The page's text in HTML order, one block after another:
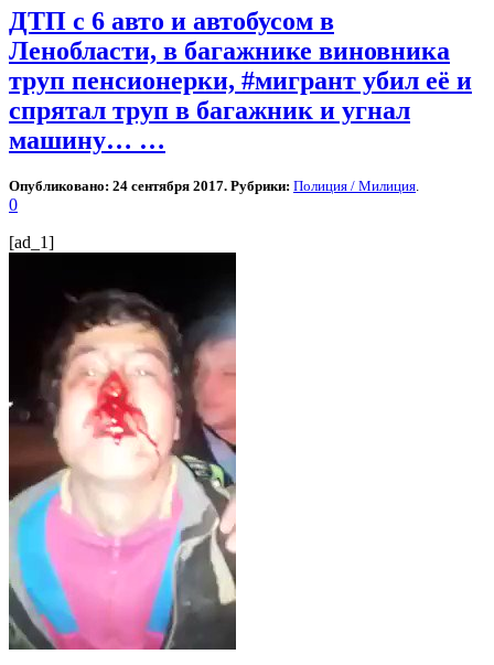
ДТП с 6 авто и автобусом в
Ленобласти, в багажнике виновника
труп пенсионерки, #мигрант убил её и
спрятал труп в багажник и угнал
машину… …
Опубликовано: 24 сентября 2017. Рубрики: Полиция / Милиция
0
[ad_1]